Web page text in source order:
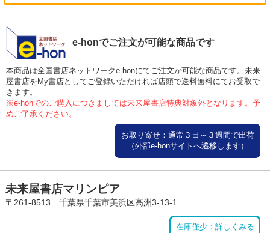
e-honでご注文が可能な商品です
本商品は全国書店ネットワークe-honにてご注文が可能な商品です。未来
屋書店をMy書店としてご登録いただければ店頭で送料無料にてお受取で
きます。
※e-honでのご購入につきましては未来屋書店特典対象外となります。予
めご了承ください。
お取り寄せ：通常３日～３週間で出荷
（外部e-honサイトへ遷移します）
未来屋書店マリンピア
〒261-8513 千葉県千葉市美浜区高洲3-13-1
在庫僅少：詳しくみる